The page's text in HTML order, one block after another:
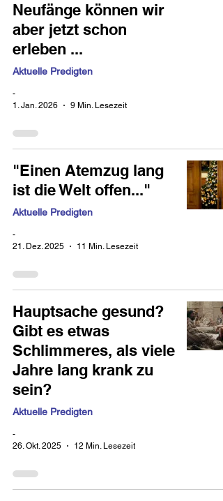
Neufänge können wir
aber jetzt schon
erleben ...
Aktuelle Predigten
-
1. Jan. 2026
9 Min. Lesezeit
"Einen Atemzug lang
ist die Welt offen..."
Aktuelle Predigten
-
21. Dez. 2025
11 Min. Lesezeit
Hauptsache gesund?
Gibt es etwas
Schlimmeres, als viele
Jahre lang krank zu
sein?
Aktuelle Predigten
-
26. Okt. 2025
12 Min. Lesezeit